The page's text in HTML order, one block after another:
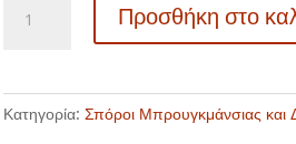
Datura
ποσότητα
Προσθήκη στο
Κατηγορία:Σπόροι Μπρουγκμάνσιας και